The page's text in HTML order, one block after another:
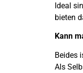
Ideal
bieten
Kann
Beides
Als